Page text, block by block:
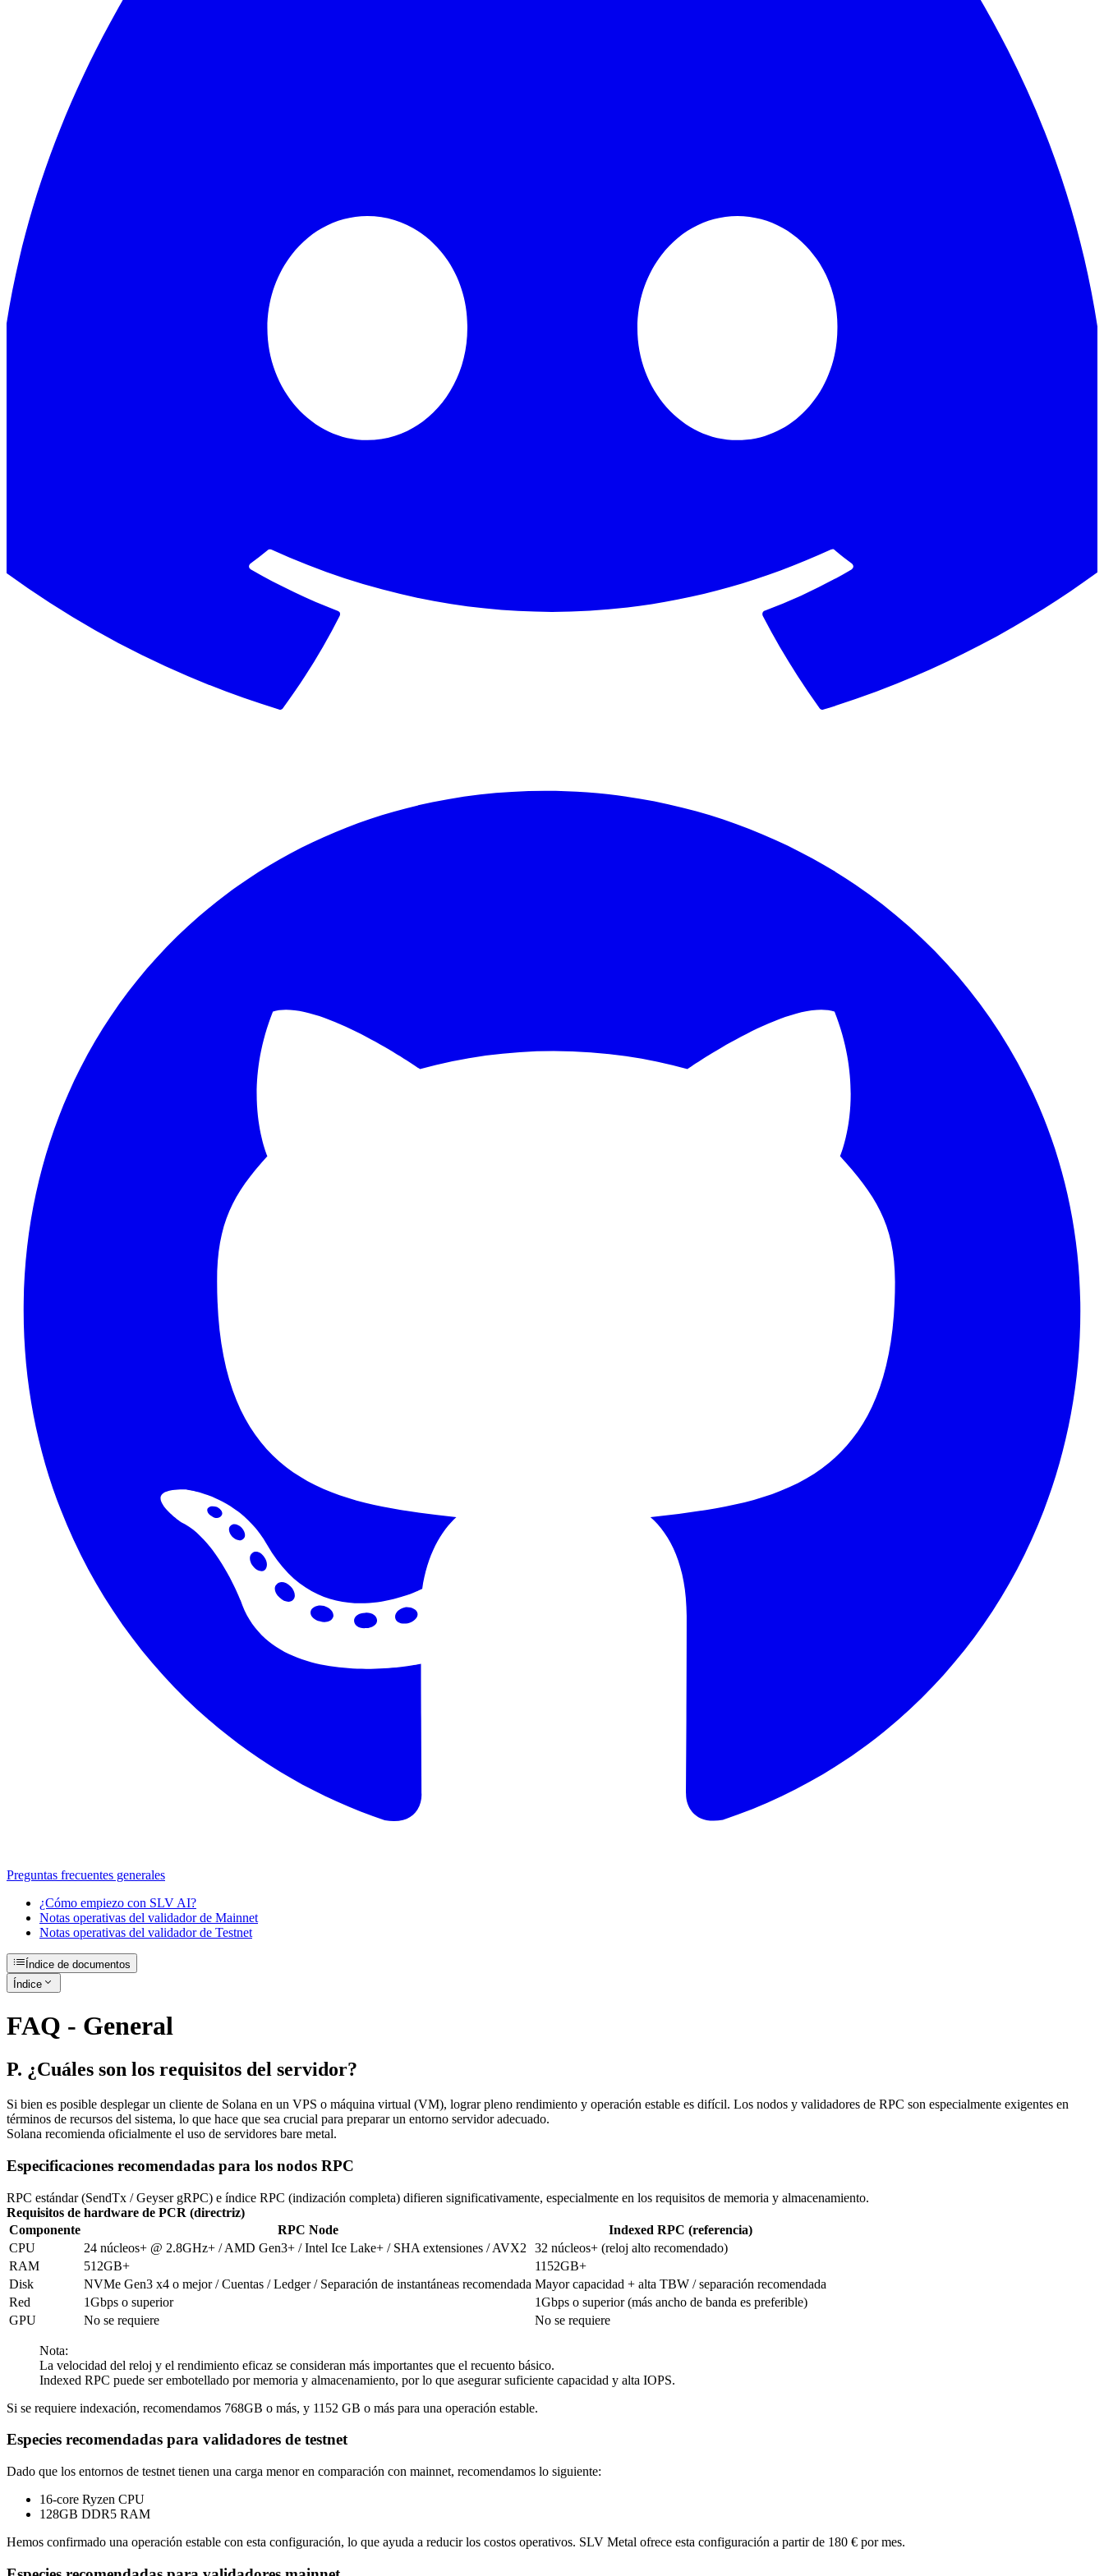
Preguntas frecuentes generales
¿Cómo empiezo con SLV AI?
Notas operativas del validador de Mainnet
Notas operativas del validador de Testnet
Índice de documentos
Índice
FAQ - General
P. ¿Cuáles son los requisitos del servidor?
Si bien es posible desplegar un cliente de Solana en un VPS o máquina virtual (VM), lograr pleno rendimiento y operación estable es difícil. Los nodos y validadores de RPC son especialmente exigentes en
términos de recursos del sistema, lo que hace que sea crucial para preparar un entorno servidor adecuado.
Solana recomienda oficialmente el uso de servidores bare metal.
Especificaciones recomendadas para los nodos RPC
RPC estándar (SendTx / Geyser gRPC) e índice RPC (indización completa) difieren significativamente, especialmente en los requisitos de memoria y almacenamiento.
Requisitos de hardware de PCR (directriz)
Componente
RPC Node
Indexed RPC (referencia)
CPU
24 núcleos+ @ 2.8GHz+ / AMD Gen3+ / Intel Ice Lake+ / SHA extensiones / AVX2
32 núcleos+ (reloj alto recomendado)
RAM
512GB+
1152GB+
Disk
NVMe Gen3 x4 o mejor / Cuentas / Ledger / Separación de instantáneas recomendada Mayor capacidad + alta TBW / separación recomendada
Red
1Gbps o superior
1Gbps o superior (más ancho de banda es preferible)
GPU
No se requiere No se requiere
Nota:
La velocidad del reloj y el rendimiento eficaz se consideran más importantes que el recuento básico.
Indexed RPC puede ser embotellado por memoria y almacenamiento, por lo que asegurar suficiente capacidad y alta IOPS.
Si se requiere indexación, recomendamos 768GB o más, y 1152 GB o más para una operación estable.
Especies recomendadas para validadores de testnet
Dado que los entornos de testnet tienen una carga menor en comparación con mainnet, recomendamos lo siguiente:
16-core Ryzen CPU
128GB DDR5 RAM
Hemos confirmado una operación estable con esta configuración, lo que ayuda a reducir los costos operativos. SLV Metal ofrece esta configuración a partir de 180 € por mes.